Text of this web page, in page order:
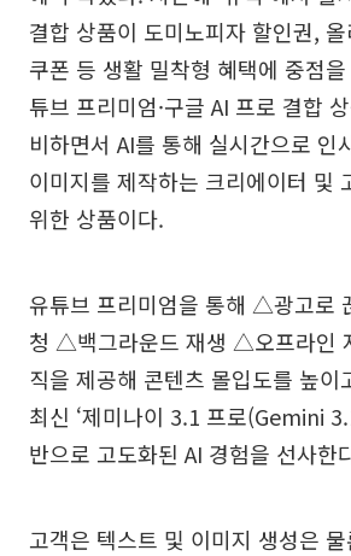
결합 상품이 도미노피자 할인권,
쿠폰 등 생활 밀착형 혜택에 중점
튜브 프리미엄·구글 AI 프로 결합
비하면서 AI를 통해 실시간으로 인
이미지를 제작하는 크리에이터 및
위한 상품이다.
유튜브 프리미엄을 통해 △광고로
청 △백그라운드 재생 △오프라인
직을 제공해 콘텐츠 몰입도를 높이
최신 ‘제미나이 3.1 프로(Gemini
반으로 고도화된 AI 경험을 선사한
고객은 텍스트 및 이미지 생성은